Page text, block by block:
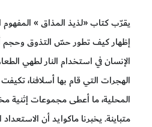
يقرّب كتاب «لذيذ المذاق » المفهوم
إظهار كيف تطور حسّ التذوق وحجم
الإنسان في استخدام النار لطهي
الهجرات التي قام بها أسلافنا،
المحلية، ما أعطى مجموعات إثنية
متباينة. يخبرنا ماكوايد أن